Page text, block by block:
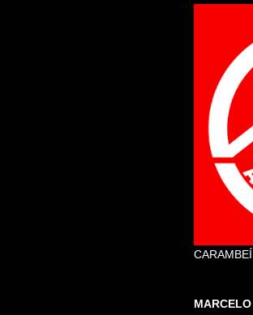
CARAMBEÍ